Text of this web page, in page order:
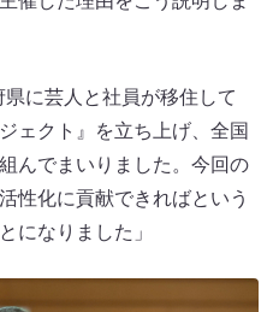
県に芸人と社員が移住して
ェクト』を立ち上げ、全国
んでまいりました。今回の
性化に貢献できればという
になりました」